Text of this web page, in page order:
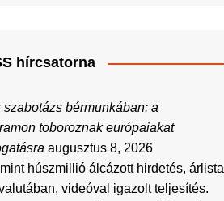
hírcsatorna
szabotázs bérmunkában: a
toboroznak európaiakat
augusztus 8, 2026
húszmillió álcázott hirdetés, árlista
videóval igazolt teljesítés.